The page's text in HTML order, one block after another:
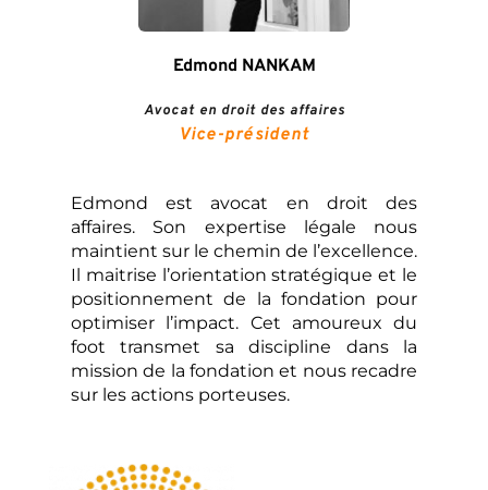
Edmond NANKAM
Avocat en droit des affaires
Vice-président
Edmond est avocat en droit des
affaires. Son expertise légale nous
maintient sur le chemin de l’excellence.
Il maitrise l’orientation stratégique et le
positionnement de la fondation pour
optimiser l’impact. Cet amoureux du
foot transmet sa discipline dans la
mission de la fondation et nous recadre
sur les actions porteuses.